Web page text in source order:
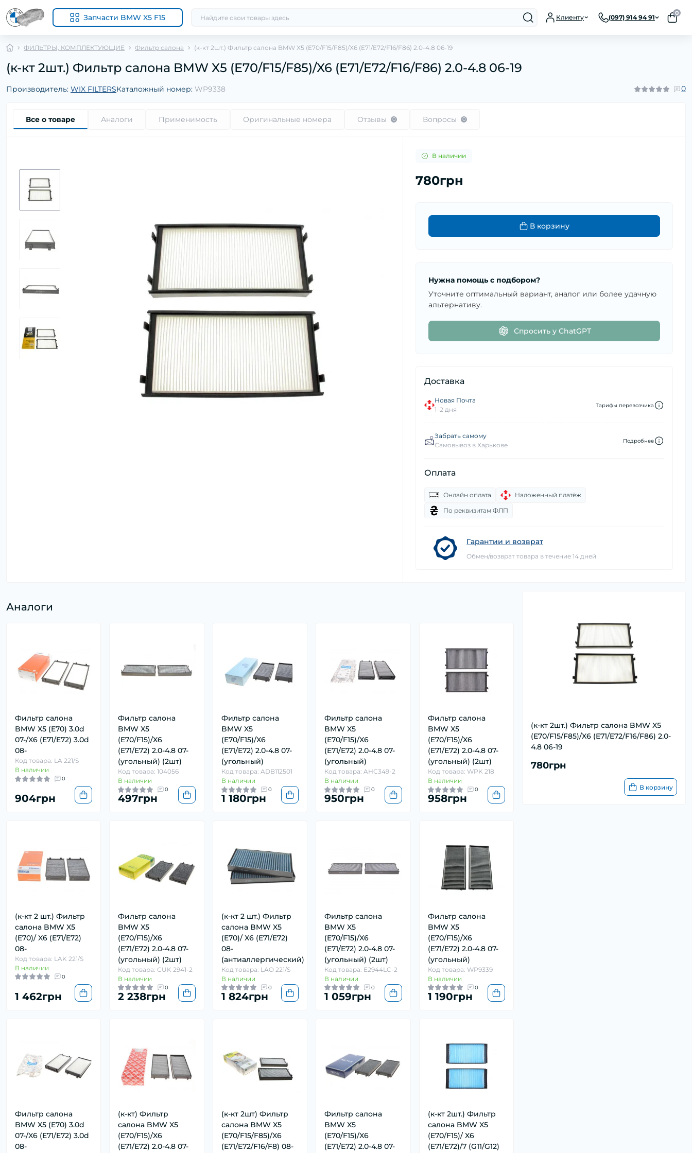
Запчасти BMW X5 F15 Клиенту (097) 914 94 91
0
ФИЛЬТРЫ, КОМПЛЕКТУЮЩИЕ Фильтр салона (к-кт 2шт.) Фильтр салона BMW X5 (E70/F15/F85)/X6 (E71/E72/F16/F86) 2.0-4.8 06-19
(к-кт 2шт.) Фильтр салона BMW X5 (E70/F15/F85)/X6 (E71/E72/F16/F86) 2.0-4.8 06-19
Производитель: WIX FILTERSКаталожный номер: WP9338 0
Все о товаре Аналоги Применимость Оригинальные номера Отзывы 0 Вопросы 0
В наличии
780грн
В корзину
Нужна помощь с подбором?
Уточните оптимальный вариант, аналог или более удачную
альтернативу.
Спросить у ChatGPT
Доставка
Новая Почта
1–2 дня
Тарифы перевозчика
Забрать самому
Самовывоз в Харькове
Подробнее
Оплата
Онлайн оплата
Наложенный платёж
По реквизитам ФЛП
Гарантии и возврат
Обмен/возврат товара в течение 14 дней
(к-кт 2шт.) Фильтр салона BMW X5
(E70/F15/F85)/X6 (E71/E72/F16/F86) 2.0-
4.8 06-19
780грн
В корзину
Аналоги
Фильтр салона
BMW X5 (E70) 3.0d
07-/X6 (E71/E72) 3.0d
08-
Код товара: LA 221/S
В наличии
0
904грн
Фильтр салона
BMW X5
(E70/F15)/X6
(E71/E72) 2.0-4.8 07-
(угольный) (2шт)
Код товара: 104056
В наличии
0
497грн
Фильтр салона
BMW X5
(E70/F15)/X6
(E71/E72) 2.0-4.8 07-
(угольный)
Код товара: ADB112501
В наличии
0
1 180грн
Фильтр салона
BMW X5
(E70/F15)/X6
(E71/E72) 2.0-4.8 07-
(угольный)
Код товара: AHC349-2
В наличии
0
950грн
Фильтр салона
BMW X5
(E70/F15)/X6
(E71/E72) 2.0-4.8 07-
(угольный) (2шт)
Код товара: WPK 218
В наличии
0
958грн
(к-кт 2 шт.) Фильтр
салона BMW X5
(E70)/ X6 (E71/E72)
08-
Код товара: LAK 221/S
В наличии
0
1 462грн
Фильтр салона
BMW X5
(E70/F15)/X6
(E71/E72) 2.0-4.8 07-
(угольный) (2шт)
Код товара: CUK 2941-2
В наличии
0
2 238грн
(к-кт 2 шт.) Фильтр
салона BMW X5
(E70)/ X6 (E71/E72)
08-
(антиаллергический)
Код товара: LAO 221/S
В наличии
0
1 824грн
Фильтр салона
BMW X5
(E70/F15)/X6
(E71/E72) 2.0-4.8 07-
(угольный) (2шт)
Код товара: E2944LC-2
В наличии
0
1 059грн
Фильтр салона
BMW X5
(E70/F15)/X6
(E71/E72) 2.0-4.8 07-
(угольный)
Код товара: WP9339
В наличии
0
1 190грн
Фильтр салона
BMW X5 (E70) 3.0d
07-/X6 (E71/E72) 3.0d
08-
(к-кт) Фильтр
салона BMW X5
(E70/F15)/X6
(E71/E72) 2.0-4.8 07-
(к-кт 2шт) Фильтр
салона BMW X5
(E70/F15/F85)/X6
(E71/E72/F16/F8) 08-
Фильтр салона
BMW X5
(E70/F15)/X6
(E71/E72) 2.0-4.8 07-
(к-кт 2шт.) Фильтр
салона BMW X5
(E70/F15)/ X6
(E71/E72)/7 (G11/G12)